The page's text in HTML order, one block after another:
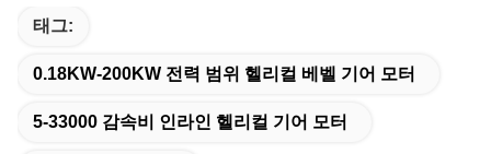
태그:
0.18KW-200KW 전력 범위 헬리컬 베벨 기어 모터
5-33000 감속비 인라인 헬리컬 기어 모터